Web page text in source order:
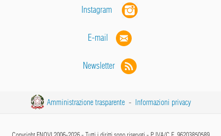
Instagram
E-mail
Newsletter
Amministrazione trasparente - Informazioni privacy